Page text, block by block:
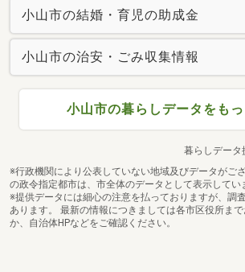
小山市の結婚・育児の助成金
小山市の治安・ごみ収集情報
小山市の暮らしデータをも
暮らしデータ
※行政機関により公表していない地域及びデータがご
の政令指定都市は、市全体のデータとして表示してい
※提供データには細心の注意を払っておりますが、調
あります。 最新の情報につきましては各市区役所ま
か、自治体HPなどをご確認ください。